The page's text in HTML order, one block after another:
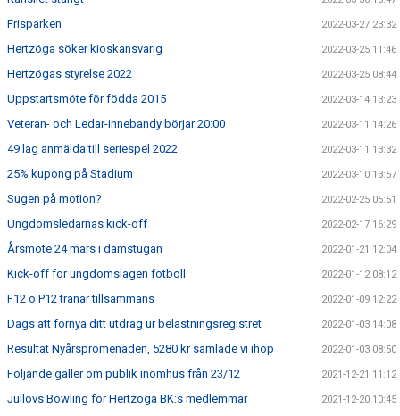
Frisparken 2022-03-27 23:32
Hertzöga söker kioskansvarig 2022-03-25 11:46
Hertzögas styrelse 2022 2022-03-25 08:44
Uppstartsmöte för födda 2015 2022-03-14 13:23
Veteran- och Ledar-innebandy börjar 20:00 2022-03-11 14:26
49 lag anmälda till seriespel 2022 2022-03-11 13:32
25% kupong på Stadium 2022-03-10 13:57
Sugen på motion? 2022-02-25 05:51
Ungdomsledarnas kick-off 2022-02-17 16:29
Årsmöte 24 mars i damstugan 2022-01-21 12:04
Kick-off för ungdomslagen fotboll 2022-01-12 08:12
F12 o P12 tränar tillsammans 2022-01-09 12:22
Dags att förnya ditt utdrag ur belastningsregistret 2022-01-03 14:08
Resultat Nyårspromenaden, 5280 kr samlade vi ihop 2022-01-03 08:50
Följande gäller om publik inomhus från 23/12 2021-12-21 11:12
Jullovs Bowling för Hertzöga BK:s medlemmar 2021-12-20 10:45